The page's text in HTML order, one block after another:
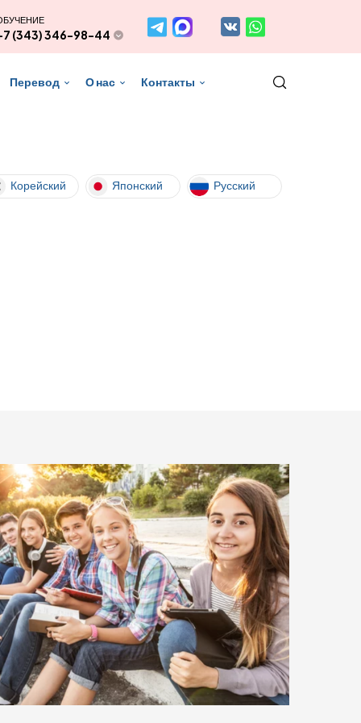
(343) 346-98-44
Перевод О нас Контакты
Корейский Японский Русский